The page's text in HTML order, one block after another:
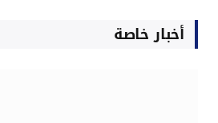
أخبار خاصة